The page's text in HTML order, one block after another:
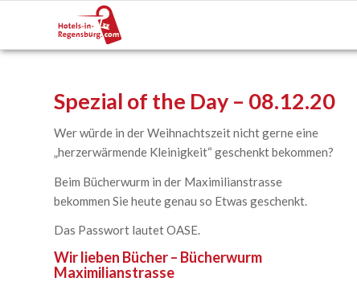
Spezial of the Day – 08.12.20
Wer würde in der Weihnachtszeit nicht gerne eine
„herzerwärmende Kleinigkeit“ geschenkt bekommen?
Beim Bücherwurm in der Maximilianstrasse
bekommen Sie heute genau so Etwas geschenkt.
Das Passwort lautet OASE.
Wir lieben Bücher – Bücherwurm
Maximilianstrasse